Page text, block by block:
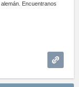
Encuentranos